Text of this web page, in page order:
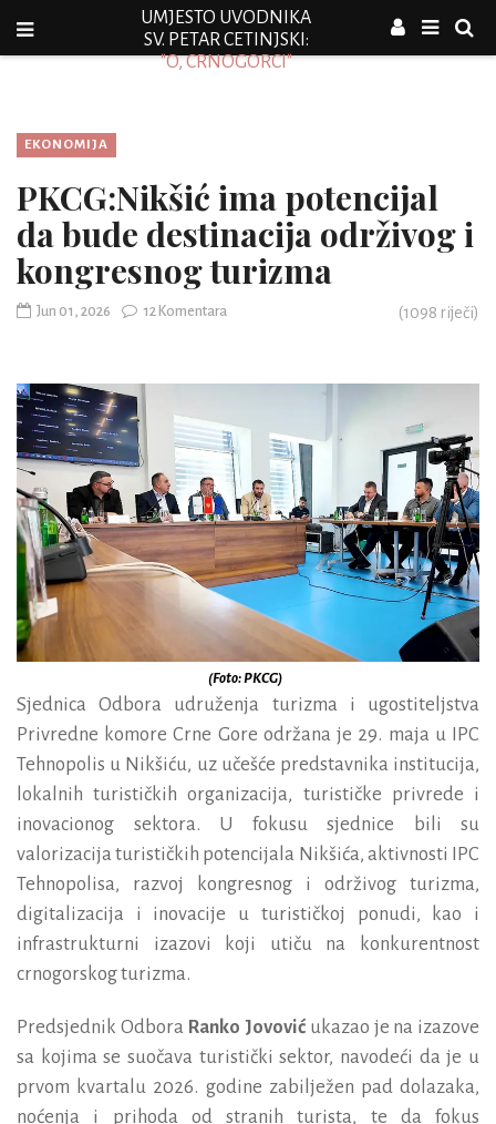
UMJESTO UVODNIKA
SV. PETAR CETINJSKI:
"O, CRNOGORCI"
EKONOMIJA
PKCG:Nikšić ima potencijal
da bude destinacija održivog i
kongresnog turizma
Jun 01, 2026 12 Komentara (1098 riječi)
(Foto: PKCG)
Sjednica Odbora udruženja turizma i ugostiteljstva
Privredne komore Crne Gore održana je 29. maja u IPC
Tehnopolis u Nikšiću, uz učešće predstavnika institucija,
lokalnih turističkih organizacija, turističke privrede i
inovacionog sektora. U fokusu sjednice bili su
valorizacija turističkih potencijala Nikšića, aktivnosti IPC
Tehnopolisa, razvoj kongresnog i održivog turizma,
digitalizacija i inovacije u turističkoj ponudi, kao i
infrastrukturni izazovi koji utiču na konkurentnost
crnogorskog turizma.
Predsjednik Odbora Ranko Jovović ukazao je na izazove
sa kojima se suočava turistički sektor, navodeći da je u
prvom kvartalu 2026. godine zabilježen pad dolazaka,
noćenja i prihoda od stranih turista, te da fokus